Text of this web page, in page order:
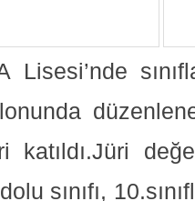
katıldı.Jüri
sınıfı,